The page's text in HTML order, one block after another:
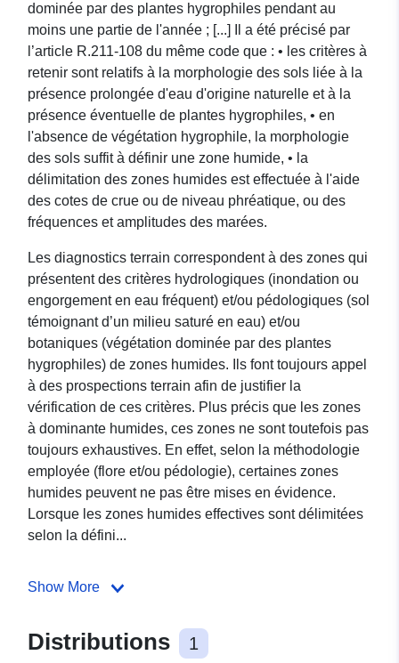
dominée par des plantes hygrophiles pendant au
moins une partie de l'année ; [...] Il a été précisé par
l’article R.211-108 du même code que : • les critères à
retenir sont relatifs à la morphologie des sols liée à la
présence prolongée d'eau d'origine naturelle et à la
présence éventuelle de plantes hygrophiles, • en
l'absence de végétation hygrophile, la morphologie
des sols suffit à définir une zone humide, • la
délimitation des zones humides est effectuée à l'aide
des cotes de crue ou de niveau phréatique, ou des
fréquences et amplitudes des marées.
Les diagnostics terrain correspondent à des zones qui
présentent des critères hydrologiques (inondation ou
engorgement en eau fréquent) et/ou pédologiques (sol
témoignant d’un milieu saturé en eau) et/ou
botaniques (végétation dominée par des plantes
hygrophiles) de zones humides. Ils font toujours appel
à des prospections terrain afin de justifier la
vérification de ces critères. Plus précis que les zones
à dominante humides, ces zones ne sont toutefois pas
toujours exhaustives. En effet, selon la méthodologie
employée (flore et/ou pédologie), certaines zones
humides peuvent ne pas être mises en évidence.
Lorsque les zones humides effectives sont délimitées
selon la défini...
Show More
Distributions 1